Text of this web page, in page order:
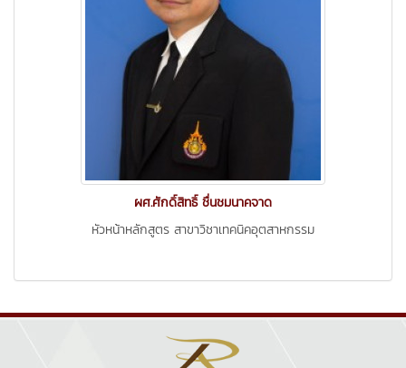
ผศ.ศักดิ์สิทธิ์ ชื่นชมนาคจาด
หัวหน้าหลักสูตร สาขาวิชาเทคนิคอุตสาหกรรม